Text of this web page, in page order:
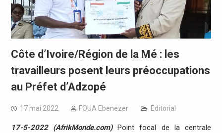
Côte d’Ivoire/Région de la Mé : les
travailleurs posent leurs préoccupations
au Préfet d’Adzopé
17 mai 2022 FOUA Ebenezer Editorial
17-5-2022 (AfrikMonde.com) Point focal de la centrale